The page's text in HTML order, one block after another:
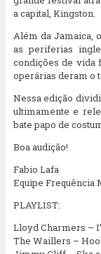
a capital, Kingston.
Além da Jamaica,
as periferias
condições de vida
operárias deram o
Nessa edição
ultimamente e
bate papo de
Boa audição!
Fabio Lafa
Equipe Frequência
PLAYLIST:
Lloyd Charmers –
The Waillers –